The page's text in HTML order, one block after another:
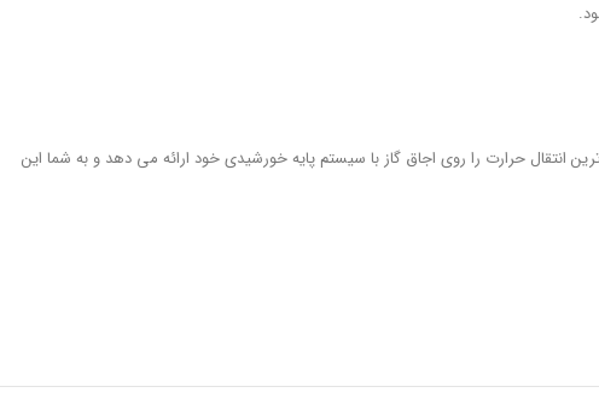
انتقال حرارت را روی اجاق گاز با سیستم پایه خورشیدی خود ارائه می دهد و به شما این